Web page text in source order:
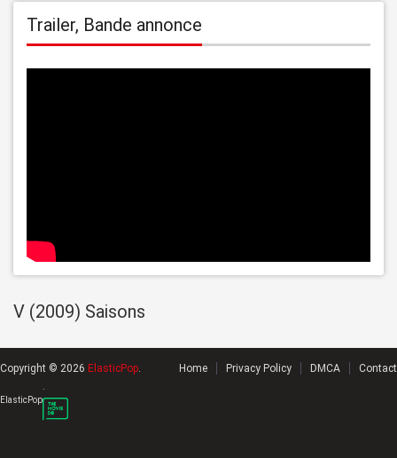
Trailer, Bande annonce
V (2009) Saisons
Copyright © 2026 ElasticPop. Home Privacy Policy DMCA Contact
ElasticPop
.